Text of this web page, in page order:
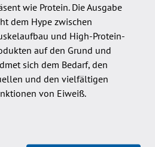
wie Protein. Die Ausgabe
dem Hype zwischen
und High-Protein-
auf den Grund und
sich dem Bedarf, den
und den vielfältigen
von Eiweiß.